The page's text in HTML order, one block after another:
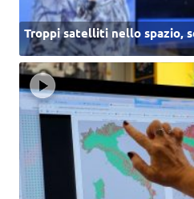
Troppi satelliti nello spazio,